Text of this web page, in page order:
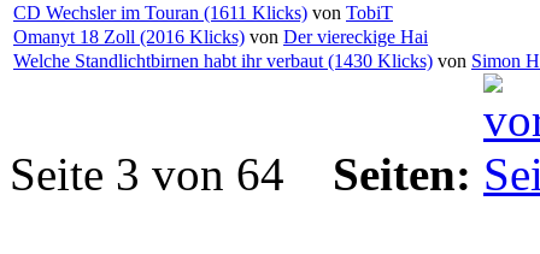
CD Wechsler im Touran (1611 Klicks) von TobiT
Omanyt 18 Zoll (2016 Klicks) von Der viereckige Hai
Welche Standlichtbirnen habt ihr verbaut (1430 Klicks) von Simon
Seite 3 von 64 Seiten: